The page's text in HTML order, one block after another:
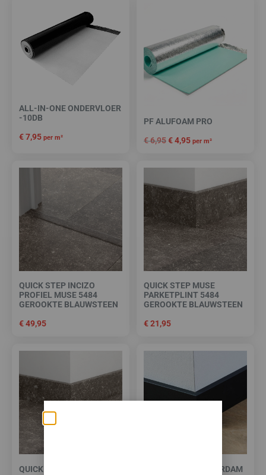
ALL-IN-ONE ONDERVLOER
-10DB
€7,95 per m²
PF ALUFOAM PRO
€6,95€4,95 per m²
QUICK STEP INCIZO
PROFIEL MUSE 5484
GEROOKTE BLAUWSTEEN
€49,95
QUICK STEP MUSE
PARKETPLINT 5484
GEROOKTE BLAUWSTEEN
€21,95
QUICK STEP MUSE
STIJLPLINT AMSTERDAM